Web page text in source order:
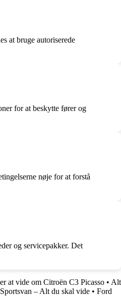
at bruge autoriserede
for at beskytte fører og
nøje for at forstå
og servicepakker. Det
at vide om Citroën C3 Picasso • Alt
– Alt du skal vide • Ford